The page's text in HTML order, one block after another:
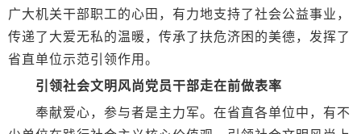
广大机关干部职工的心田，有力地支持了社会公益事业，
传递了大爱无私的温暖，传承了扶危济困的美德，发挥了
省直单位示范引领作用。
引领社会文明风尚党员干部走在前做表率
奉献爱心，参与者是主力军。在省直各单位中，有不